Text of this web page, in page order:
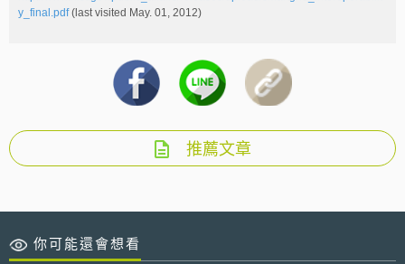
y_final.pdf(last visited May. 01, 2012)
推薦文章
你可能還會想看